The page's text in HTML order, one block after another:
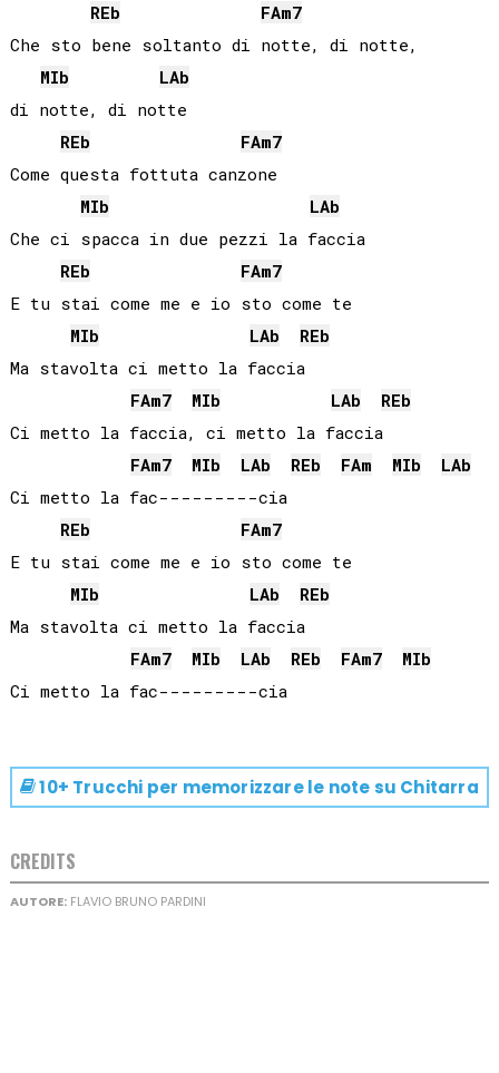
REb
FAm7
Che sto bene soltanto di notte, di notte,
MIb
LAb
di notte, di notte
REb
FAm7
Come questa fottuta canzone
MIb
LAb
Che ci spacca in due pezzi la faccia
REb
FAm7
E tu stai come me e io sto come te
MIb
LAb
REb
Ma stavolta ci metto la faccia
FAm7 MIb LAb
REb
Ci metto la faccia, ci metto la faccia
FAm7 MIb LAb REb FAm MIb
LAb
Ci metto la fac---------cia
REb
FAm7
E tu stai come me e io sto come te
MIb
LAb
REb
Ma stavolta ci metto la faccia
FAm7 MIb LAb REb FAm7
MIb
10+ Trucchi per memorizzare le note su Chitarra
CREDITS
AUTORE:FLAVIO BRUNO PARDINI